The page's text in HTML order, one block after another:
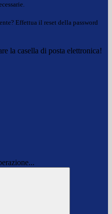
Effettua il reset della password
la casella di posta elettronica!